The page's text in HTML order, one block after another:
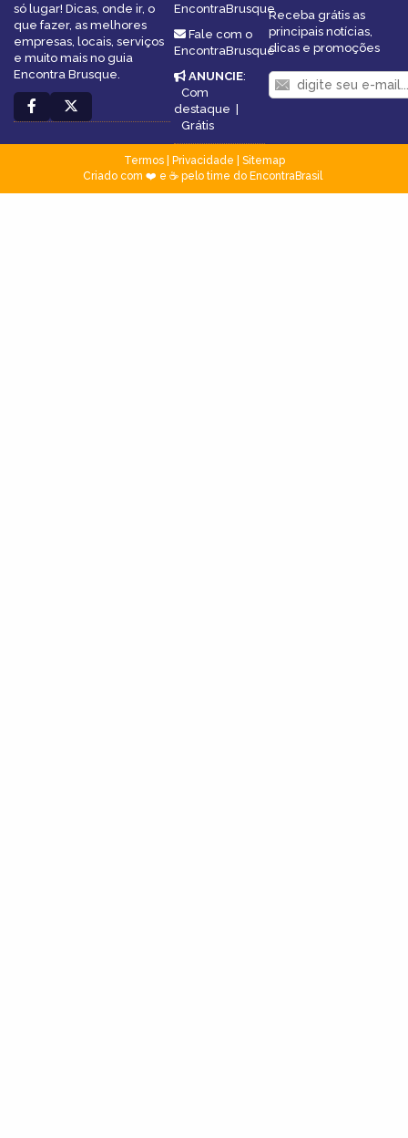
só lugar! Dicas, onde ir, o
que fazer, as melhores
empresas, locais, serviços
e muito mais no guia
Encontra Brusque.
EncontraBrusque
Fale com o
EncontraBrusque
ANUNCIE:
Com
destaque
Grátis
Receba grátis as
principais notícias,
dicas e promoções
Termos| Privacidade
Sitemap
Criado com ❤️ e ☕ pelo time do EncontraBrasil